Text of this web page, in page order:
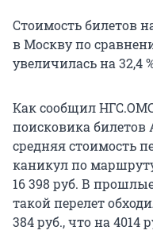
Стоимость билетов
в Москву по
увеличилась на 32,4
Как сообщил
поисковика билетов
средняя стоимость
каникул по
16 398 руб. В
такой перелет
384 руб., что на 4014